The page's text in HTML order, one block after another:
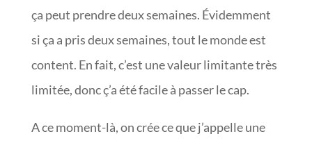
ça peut prendre deux semaines. Évidemment
si ça a pris deux semaines, tout le monde est
content. En fait, c’est une valeur limitante très
limitée, donc ç’a été facile à passer le cap.
A ce moment-là, on crée ce que j’appelle une